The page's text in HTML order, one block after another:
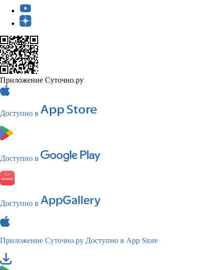
Приложение Суточно.ру
Доступно в
Доступно в
Доступно в
Приложение Суточно.ру Доступно в App Store